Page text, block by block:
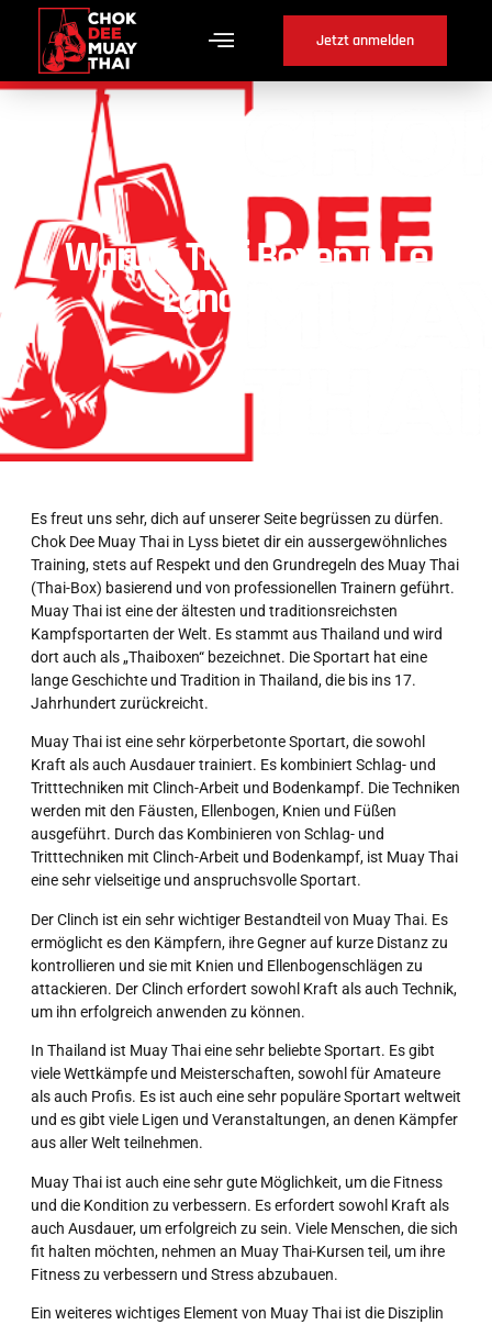
Jetzt anmelden
Warum Thai Boxen in Le
Landeron ?
Es freut uns sehr, dich auf unserer Seite begrüssen zu dürfen.
Chok Dee Muay Thai in Lyss bietet dir ein aussergewöhnliches
Training, stets auf Respekt und den Grundregeln des Muay Thai
(Thai-Box) basierend und von professionellen Trainern geführt.
Muay Thai ist eine der ältesten und traditionsreichsten
Kampfsportarten der Welt. Es stammt aus Thailand und wird
dort auch als „Thaiboxen“ bezeichnet. Die Sportart hat eine
lange Geschichte und Tradition in Thailand, die bis ins 17.
Jahrhundert zurückreicht.
Muay Thai ist eine sehr körperbetonte Sportart, die sowohl
Kraft als auch Ausdauer trainiert. Es kombiniert Schlag- und
Tritttechniken mit Clinch-Arbeit und Bodenkampf. Die Techniken
werden mit den Fäusten, Ellenbogen, Knien und Füßen
ausgeführt. Durch das Kombinieren von Schlag- und
Tritttechniken mit Clinch-Arbeit und Bodenkampf, ist Muay Thai
eine sehr vielseitige und anspruchsvolle Sportart.
Der Clinch ist ein sehr wichtiger Bestandteil von Muay Thai. Es
ermöglicht es den Kämpfern, ihre Gegner auf kurze Distanz zu
kontrollieren und sie mit Knien und Ellenbogenschlägen zu
attackieren. Der Clinch erfordert sowohl Kraft als auch Technik,
um ihn erfolgreich anwenden zu können.
In Thailand ist Muay Thai eine sehr beliebte Sportart. Es gibt
viele Wettkämpfe und Meisterschaften, sowohl für Amateure
als auch Profis. Es ist auch eine sehr populäre Sportart weltweit
und es gibt viele Ligen und Veranstaltungen, an denen Kämpfer
aus aller Welt teilnehmen.
Muay Thai ist auch eine sehr gute Möglichkeit, um die Fitness
und die Kondition zu verbessern. Es erfordert sowohl Kraft als
auch Ausdauer, um erfolgreich zu sein. Viele Menschen, die sich
fit halten möchten, nehmen an Muay Thai-Kursen teil, um ihre
Fitness zu verbessern und Stress abzubauen.
Ein weiteres wichtiges Element von Muay Thai ist die Disziplin